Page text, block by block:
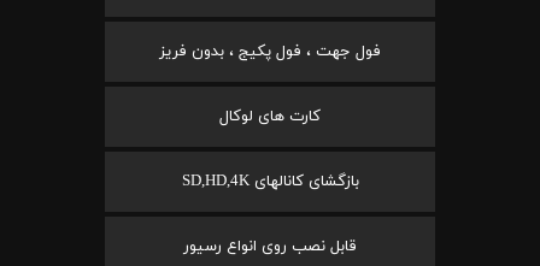
فول جهت ، فول پکیج ، بدون فریز
کارت های لوکال
بازگشای کانالهای SD,HD,4K
قابل نصب روی انواع رسیور